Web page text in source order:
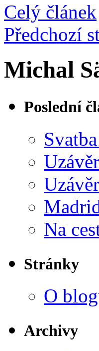
Celý článek
Předchozí
Michal
Poslední
Na
Stránky
O
Archivy